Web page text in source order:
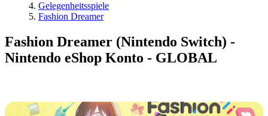
Gelegenheitsspiele
Fashion Dreamer
Fashion Dreamer (Nintendo Switch) -
Nintendo eShop Konto - GLOBAL